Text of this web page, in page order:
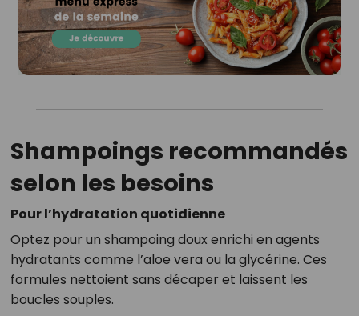
Shampoings recommandés
selon les besoins
Pour l’hydratation quotidienne
Optez pour un shampoing doux enrichi en agents
hydratants comme l’aloe vera ou la glycérine. Ces
formules nettoient sans décaper et laissent les
boucles souples.